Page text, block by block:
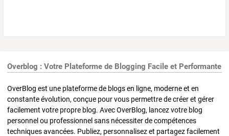
Overblog : Votre Plateforme de Blogging Facile et Performante
OverBlog est une plateforme de blogs en ligne, moderne et en
constante évolution, conçue pour vous permettre de créer et gérer
facilement votre propre blog. Avec OverBlog, lancez votre blog
personnel ou professionnel sans nécessiter de compétences
techniques avancées. Publiez, personnalisez et partagez facilement